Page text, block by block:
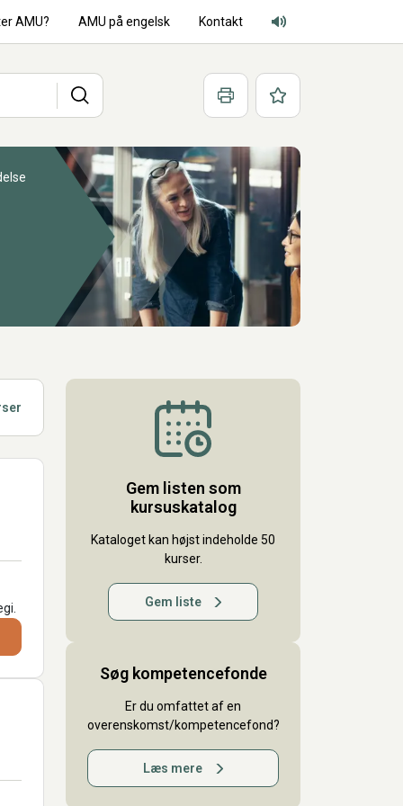
AMU? AMU på engelsk Kontakt
Adgang for alle lyd
Søg Print Favoritter
Gem listen som
kursuskatalog
Kataloget kan højst indeholde 50
kurser.
Gem liste
Søg kompetencefonde
Er du omfattet af en
overenskomst/kompetencefond?
Læs mere